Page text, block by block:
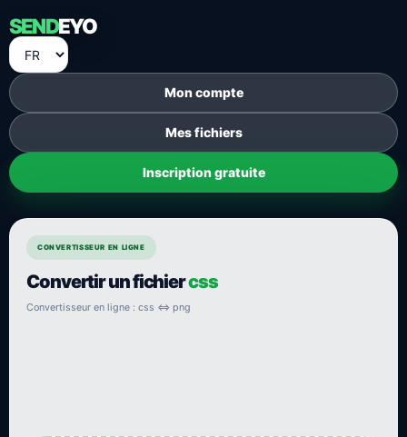
SENDEYO
Mon compte
Mes fichiers
Inscription gratuite
CONVERTISSEUR EN LIGNE
Convertir un fichiercss
Convertisseur en ligne : css ⇔ png